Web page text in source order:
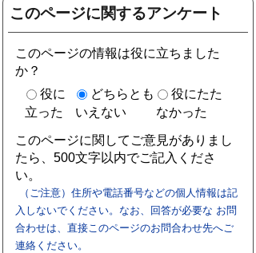
このページに関するアンケート
このページの情報は役に立ちました
か？
役に
立った
どちらとも
いえない
役にたた
なかった
このページに関してご意見がありまし
たら、500文字以内でご記入くださ
い。
（ご注意）住所や電話番号などの個人情報は記
入しないでください。なお、回答が必要な お問
合わせは、直接このページのお問合わせ先へご
連絡ください。